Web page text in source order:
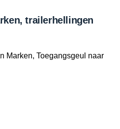
trailerhellingen
Marken, Toegangsgeul naar